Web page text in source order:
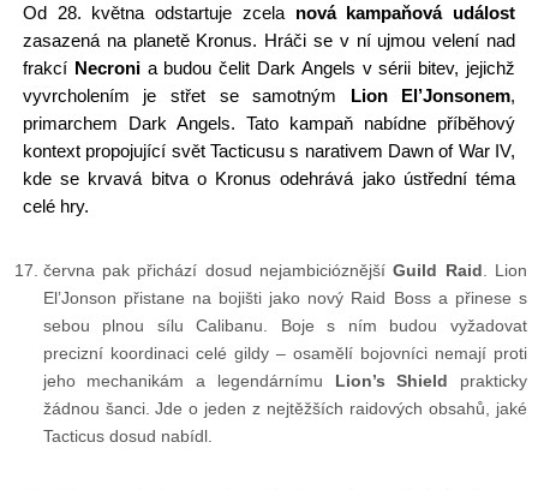
Od 28. května odstartuje zcela nová kampaňová událost
zasazená na planetě Kronus. Hráči se v ní ujmou velení nad
frakcí Necronia budou čelit Dark Angels v sérii bitev, jejichž
vyvrcholením je střet se samotným Lion El’Jonsonem,
primarchem Dark Angels. Tato kampaň nabídne příběhový
kontext propojující svět Tacticusu s narativem Dawn of War IV,
kde se krvavá bitva o Kronus odehrává jako ústřední téma
celé hry.
června pak přichází dosud nejambicióznějšíGuild Raid . Lion
El’Jonson přistane na bojišti jako nový Raid Boss a přinese s
sebou plnou sílu Calibanu. Boje s ním budou vyžadovat
precizní koordinaci celé gildy – osamělí bojovníci nemají proti
jeho mechanikám a legendárnímu Lion’s Shield prakticky
žádnou šanci. Jde o jeden z nejtěžších raidových obsahů, jaké
Tacticus dosud nabídl.